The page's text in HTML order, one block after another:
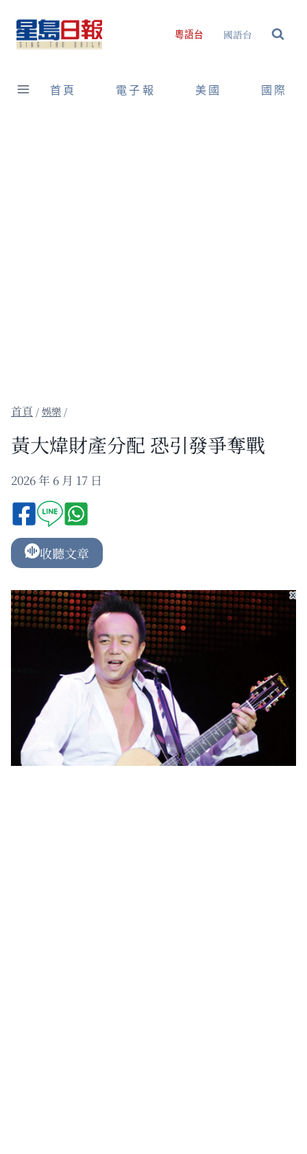
content
粵語台 國語台
首頁 電子報 美國 國際
/娛樂 /
黃大煒財產分配 恐引發爭奪戰
2026 年 6 月 17 日
收聽文章